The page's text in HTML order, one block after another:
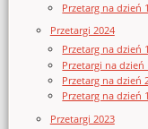
Przetarg na dzień
Przetargi 2024
Przetarg na dzień
Przetargi na
Przetarg na dzień
Przetarg na dzień
Przetargi 2023